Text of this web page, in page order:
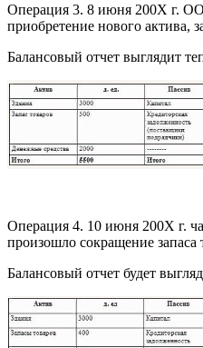
Операция 3. 8 июня 200Х г.
приобретение нового актива,
Балансовый отчет выглядит
Операция 4. 10 июня 200Х г.
произошло сокращение запаса
Балансовый отчет будет